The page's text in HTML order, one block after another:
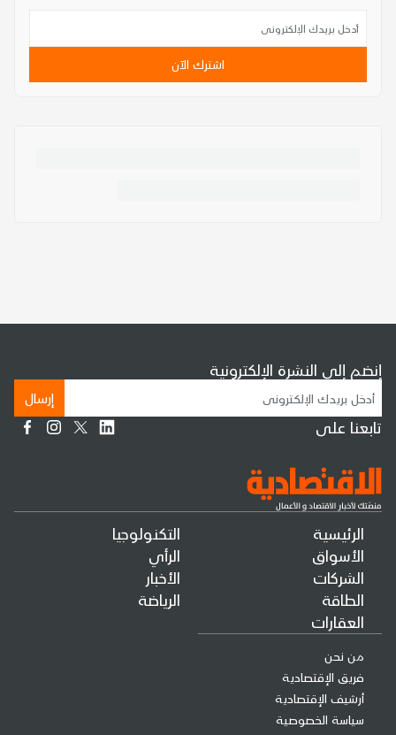
اشترك الآن
الرئيسية
الأسواق
الشركات
الطاقة
العقارات
التكنولوجيا
الرأي
الأخبار
الرياضة
من نحن
فريق الإقتصادية
أرشيف الإقتصادية
سياسة الخصوصية
إنضم إلى النشرة الإلكترونية
إرسال
تابعنا على